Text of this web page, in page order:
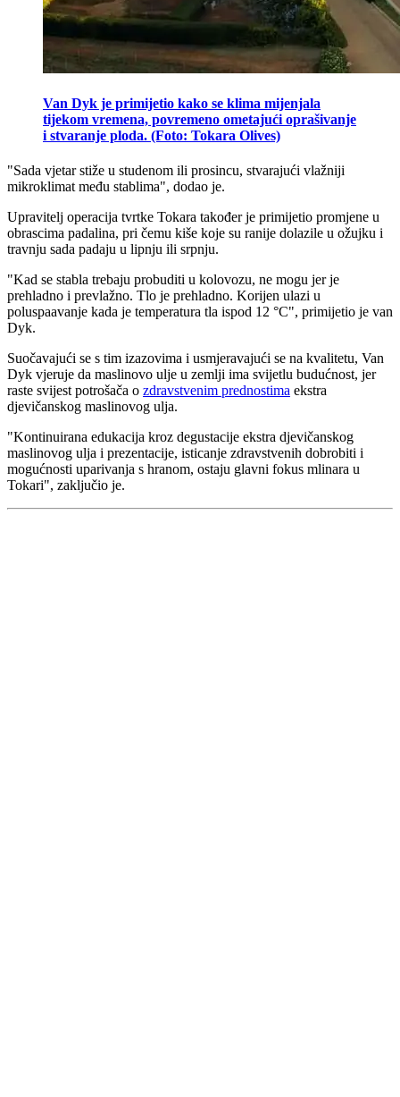
Van Dyk je primijetio kako se klima mijenjala
tijekom vremena, povremeno ometajući oprašivanje
i stvaranje ploda. (Foto: Tokara Olives)
"Sada vjetar stiže u studenom ili prosincu, stvarajući vlažniji
mikroklimat među stablima", dodao je.
Upravitelj operacija tvrtke Tokara također je primijetio promjene u
obrascima padalina, pri čemu kiše koje su ranije dolazile u ožujku i
travnju sada padaju u lipnju ili srpnju.
"Kad se stabla trebaju probuditi u kolovozu, ne mogu jer je
prehladno i prevlažno. Tlo je prehladno. Korijen ulazi u
poluspaavanje kada je temperatura tla ispod 12 °C", primijetio je van
Dyk.
Suočavajući se s tim izazovima i usmjeravajući se na kvalitetu, Van
Dyk vjeruje da maslinovo ulje u zemlji ima svijetlu budućnost, jer
raste svijest potrošača o zdravstvenim prednostima ekstra
djevičanskog maslinovog ulja.
"Kontinuirana edukacija kroz degustacije ekstra djevičanskog
maslinovog ulja i prezentacije, isticanje zdravstvenih dobrobiti i
mogućnosti uparivanja s hranom, ostaju glavni fokus mlinara u
Tokari", zaključio je.